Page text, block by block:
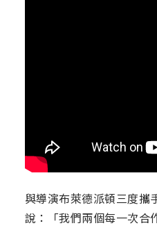
與導演布萊德派頓三度攜
說：「我們兩個每一次合